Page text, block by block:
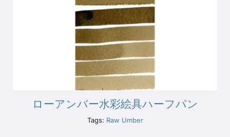
ローアンバー水彩絵具ハーフパン
Tags: Raw Umber